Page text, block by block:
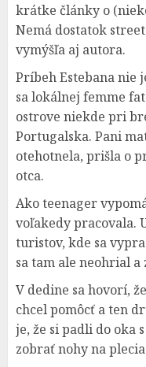
krátke články o
Nemá dostatok
vymýšľa aj autora.
Príbeh Estebana nie
sa lokálnej femme
ostrove niekde pri
Portugalska. Pani
otehotnela, prišla o
otca.
Ako teenager
voľakedy pracovala.
turistov, kde sa
sa tam ale neohrial
V dedine sa hovorí,
chcel pomôcť a ten
je, že si padli do oka
zobrať nohy na